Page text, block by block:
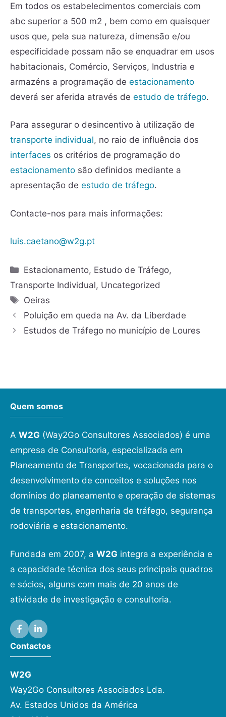
Em todos os estabelecimentos comerciais com
abc superior a 500 m2 , bem como em quaisquer
usos que, pela sua natureza, dimensão e/ou
especificidade possam não se enquadrar em usos
habitacionais, Comércio, Serviços, Industria e
armazéns a programação de estacionamento
deverá ser aferida através de estudo de tráfego.
Para assegurar o desincentivo à utilização de
transporte individual, no raio de influência dos
interfaces os critérios de programação do
estacionamento são definidos mediante a
apresentação de estudo de tráfego.
Contacte-nos para mais informações:
luis.caetano@w2g.pt
Estacionamento, Estudo de Tráfego,
Transporte Individual, Uncategorized
Oeiras
Poluição em queda na Av. da Liberdade
Estudos de Tráfego no município de Loures
Quem somos
A W2G (Way2Go Consultores Associados) é uma
empresa de Consultoria, especializada em
Planeamento de Transportes, vocacionada para o
desenvolvimento de conceitos e soluções nos
domínios do planeamento e operação de sistemas
de transportes, engenharia de tráfego, segurança
rodoviária e estacionamento.
Fundada em 2007, a W2G integra a experiência e
a capacidade técnica dos seus principais quadros
e sócios, alguns com mais de 20 anos de
atividade de investigação e consultoria.
Contactos
W2G
Way2Go Consultores Associados Lda.
Av. Estados Unidos da América